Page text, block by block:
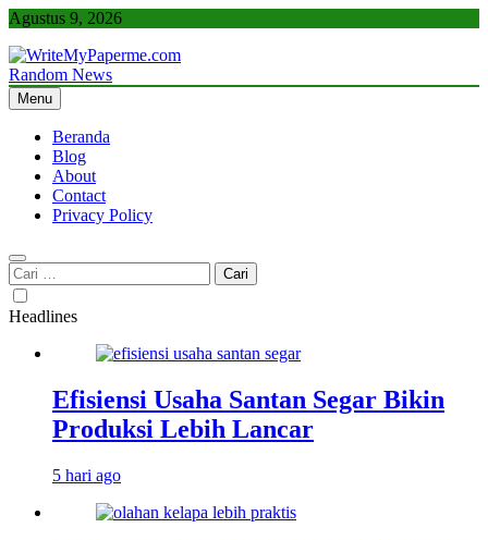
Skip
content
Agustus 9, 2026
WriteMyPaperme.com
Bisnis, Kuliner, Teknologi
Random News
Menu
Beranda
Blog
About
Contact
Privacy Policy
Cari
untuk:
Headlines
Efisiensi Usaha Santan Segar Bikin
Produksi Lebih Lancar
5 hari ago